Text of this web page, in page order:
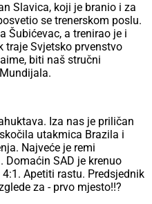
Slavica, koji je branio i za
se trenerskom poslu.
Šubićevac, a trenirao je i
traje Svjetsko prvenstvo
biti naš stručni
Iza nas je priličan
utakmica Brazila i
Najveće je remi
Domaćin SAD je krenuo
Apetiti rastu. Predsjednik
za - prvo mjesto!!?